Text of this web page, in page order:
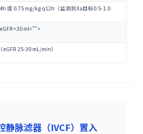
或 0.75 mg/kg q12h（监测抗Xa目标0.5-1.0
ml="">
25-30 mL/min）
滤器（IVCF）置入